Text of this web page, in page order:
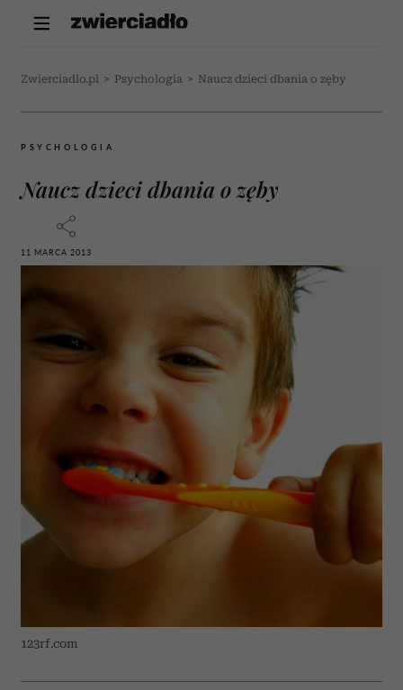
Zwierciadlo.pl > Psychologia > Naucz dzieci dbania o zęby
PSYCHOLOGIA
Naucz dzieci dbania o zęby
11 MARCA 2013
123rf.com